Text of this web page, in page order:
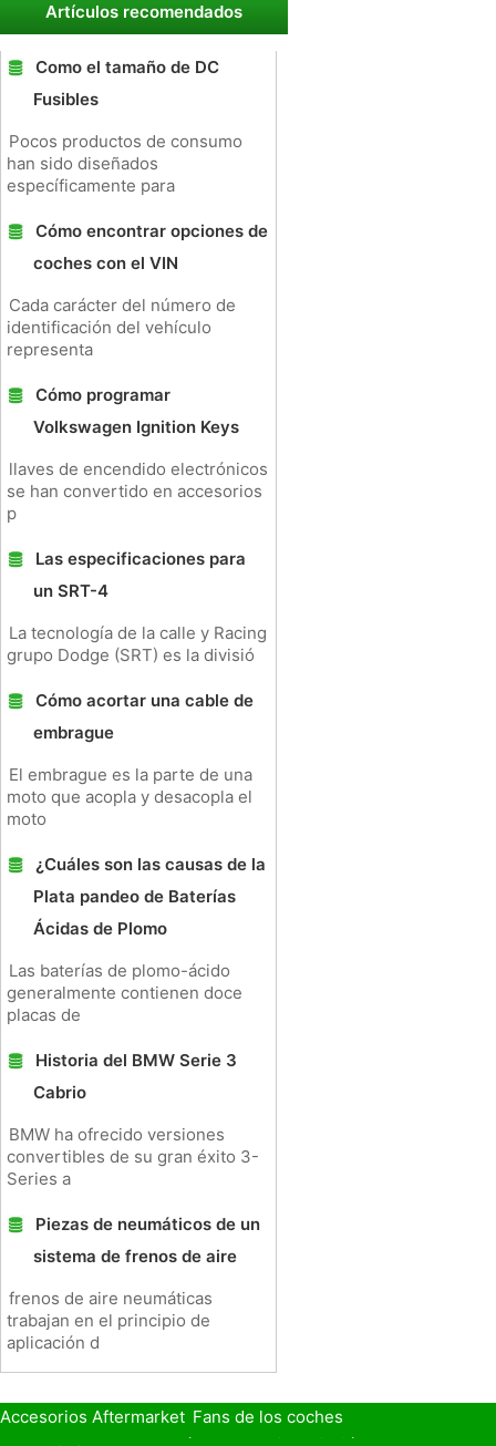
Artículos recomendados
Como el tamaño de DC
Fusibles
Pocos productos de consumo
han sido diseñados
específicamente para
Cómo encontrar opciones de
coches con el VIN
Cada carácter del número de
identificación del vehículo
representa
Cómo programar
Volkswagen Ignition Keys
llaves de encendido electrónicos
se han convertido en accesorios
p
Las especificaciones para
un SRT-4
La tecnología de la calle y Racing
grupo Dodge (SRT) es la divisió
Cómo acortar una cable de
embrague
El embrague es la parte de una
moto que acopla y desacopla el
moto
¿Cuáles son las causas de la
Plata pandeo de Baterías
Ácidas de Plomo
Las baterías de plomo-ácido
generalmente contienen doce
placas de
Historia del BMW Serie 3
Cabrio
BMW ha ofrecido versiones
convertibles de su gran éxito 3-
Series a
Piezas de neumáticos de un
sistema de frenos de aire
frenos de aire neumáticas
trabajan en el principio de
aplicación d
Accesorios Aftermarket Fans de los coches